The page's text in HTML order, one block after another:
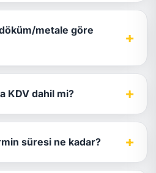
metale göre
+
KDV dahil mi? +
süresi ne kadar? +